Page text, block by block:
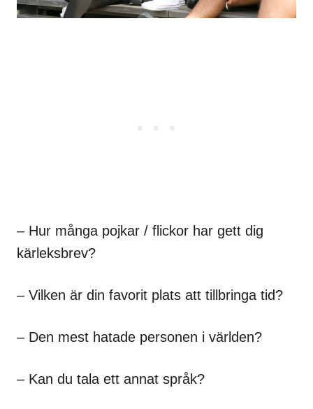
– Hur många pojkar / flickor har gett dig
kärleksbrev?
– Vilken är din favorit plats att tillbringa tid?
– Den mest hatade personen i världen?
– Kan du tala ett annat språk?